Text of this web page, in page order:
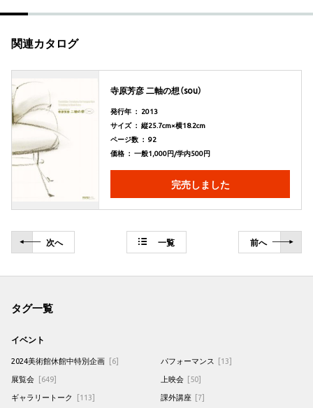
関連カタログ
寺原芳彦 二軸の想（sou）
発行年 ： 2013
サイズ ： 縦25.7cm×横18.2cm
ページ数 ： 92
価格 ： 一般1,000円/学内500円
完売しました
次へ 一覧 前へ
タグ一覧
イベント
2024美術館休館中特別企画 [6]
展覧会 [649]
ギャラリートーク [113]
パフォーマンス [13]
上映会 [50]
課外講座 [7]